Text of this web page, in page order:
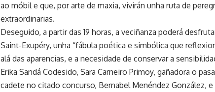
ao móbil e que, por arte de maxia, vivirán unha ruta de
extraordinarias.
Deseguido, a partir das 19 horas, a veciñanza poderá
Saint-Exupéry, unha “fábula poética e simbólica que
alá das aparencias, e a necesidade de conservar a
Erika Sandá Codesido, Sara Carneiro Primoy, gañadora o
cadete no citado concurso, Bernabel Menéndez González, e